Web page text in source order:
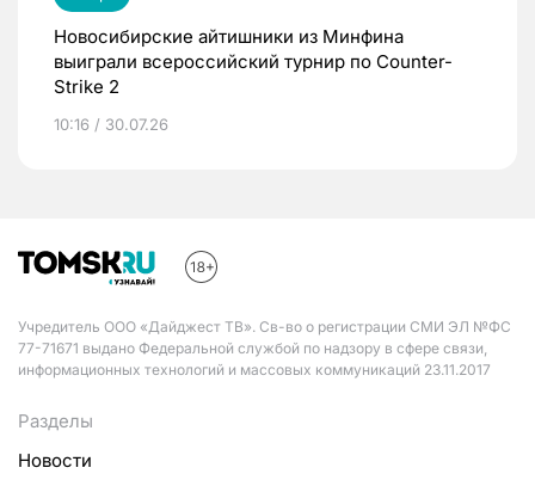
Новосибирские айтишники из Минфина
выиграли всероссийский турнир по Counter-
Strike 2
10:16 / 30.07.26
Учредитель ООО «Дайджест ТВ». Св-во о регистрации СМИ ЭЛ №ФС
77-71671 выдано Федеральной службой по надзору в сфере связи,
информационных технологий и массовых коммуникаций 23.11.2017
Разделы
Новости